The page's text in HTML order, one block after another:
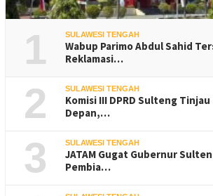
1 SULAWESI TENGAH
Wabup Parimo Abdul Sahid
Reklamasi…
2 SULAWESI TENGAH
Komisi III DPRD Sulteng Tinjau
Depan,…
3 SULAWESI TENGAH
JATAM Gugat Gubernur
Pembia…